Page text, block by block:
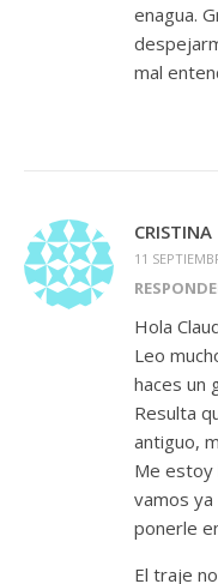
enagua.
mal
CRISTINA
11
Hola
Leo
haces un
Resulta
antiguo,
Me estoy
vamos
ponerle
El traje